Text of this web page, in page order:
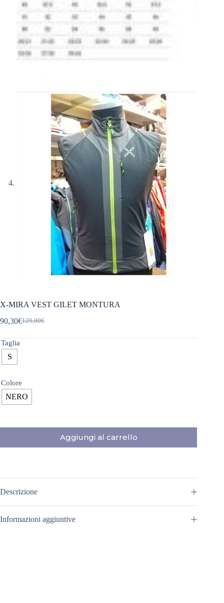
X-MIRA VEST GILET MONTURA
129,00€
Il
90,30€Il
Taglia
S
Colore
NERO
Aggiungi al carrello
Descrizione
Informazioni aggiuntive